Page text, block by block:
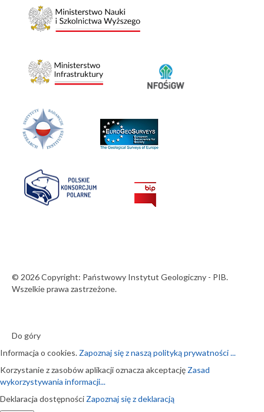
© 2026 Copyright: Państwowy Instytut Geologiczny - PIB.
Wszelkie prawa zastrzeżone.
Do góry
Informacja o cookies. Zapoznaj się z naszą polityką prywatności ...
Korzystanie z zasobów aplikacji oznacza akceptację Zasad
wykorzystywania informacji...
Deklaracja dostępności Zapoznaj się z deklaracją